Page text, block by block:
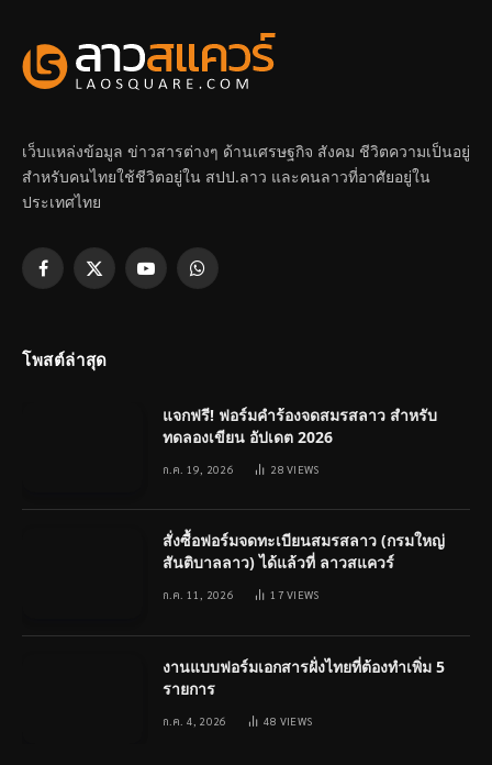
เว็บแหล่งข้อมูล ข่าวสารต่างๆ ด้านเศรษฐกิจ สังคม ชีวิตความเป็นอยู่
สำหรับคนไทยใช้ชีวิตอยู่ใน สปป.ลาว และคนลาวที่อาศัยอยู่ใน
ประเทศไทย
Facebook
X
YouTubeWhatsApp
โพสต์ล่าสุด
แจกฟรี! ฟอร์มคำร้องจดสมรสลาว สำหรับ
ทดลองเขียน อัปเดต 2026
ก.ค. 19, 2026 28VIEWS
สั่งซื้อฟอร์มจดทะเบียนสมรสลาว (กรมใหญ่
สันติบาลลาว) ได้แล้วที่ ลาวสแควร์
ก.ค. 11, 2026 17VIEWS
งานแบบฟอร์มเอกสารฝั่งไทยที่ต้องทำเพิ่ม 5
รายการ
ก.ค. 4, 2026 48 VIEWS